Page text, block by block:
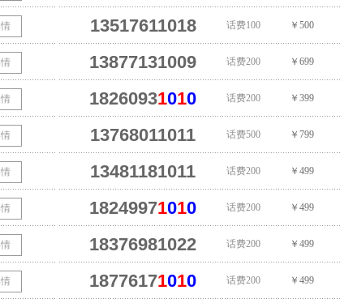
13517611018 话费100 ￥500
13877131009 话费200 ￥699
18260931010 话费200 ￥399
13768011011 话费500 ￥799
13481181011 话费200 ￥499
18249971010 话费200 ￥499
18376981022 话费200 ￥499
18776171010 话费200 ￥499